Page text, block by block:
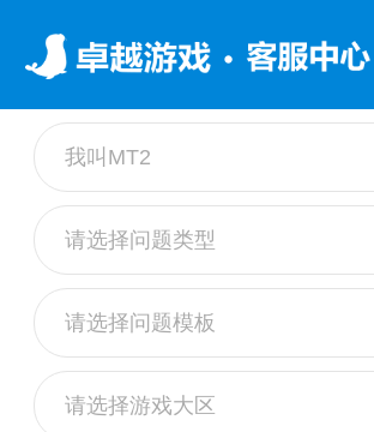
我叫MT2
请选择问题类型
请选择问题模板
请选择游戏大区